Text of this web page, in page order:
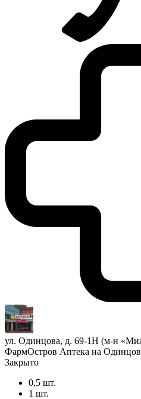
ул. Одинцова, д. 69-1Н (м-н
ФармОстров Аптека на
Закрыто
0,5 шт.
1 шт.